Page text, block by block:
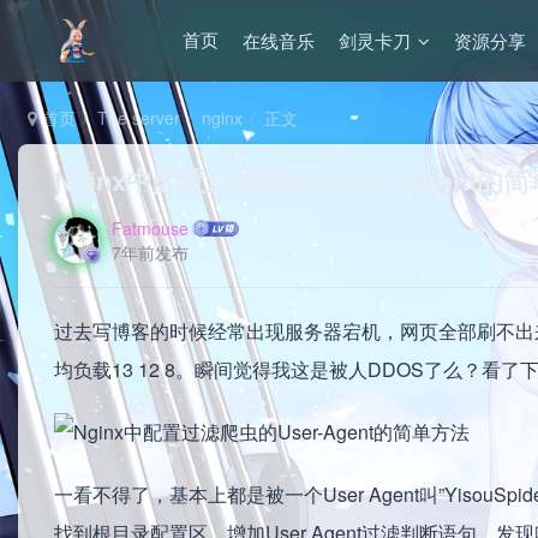
首页 在线音乐 剑灵卡刀 资源分享
首页 The server nginx 正文
Nginx中配置过滤爬虫的User-Agent的简
Fatmouse
7年前发布
过去写博客的时候经常出现服务器宕机，网页全部刷不
均负载13 12 8。瞬间觉得我这是被人DDOS了么？看了
一看不得了，基本上都是被一个User Agent叫